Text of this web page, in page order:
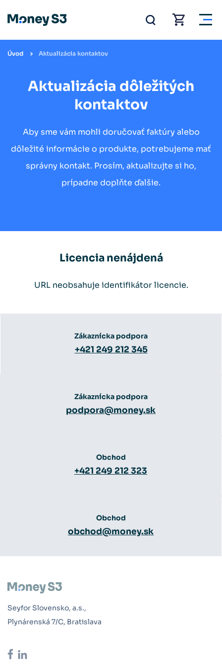
Úvod Aktualizácia kontaktov
Aktualizácia dôležitých
kontaktov
Aby sme vám mohli doručovať faktúry alebo
dôležité informácie o produkte, potrebujeme mať
správny kontakt. Prosím, aktualizujte si ho,
prípadne doplňte ďalšie.
Licencia nenájdená
URL neobsahuje identifikátor licencie.
Zákaznícka podpora
+421 249 212 345
Zákaznícka podpora
podpora@money.sk
Obchod
+421 249 212 323
Obchod
obchod@money.sk
Seyfor Slovensko, a.s.,
Plynárenská 7/C, Bratislava